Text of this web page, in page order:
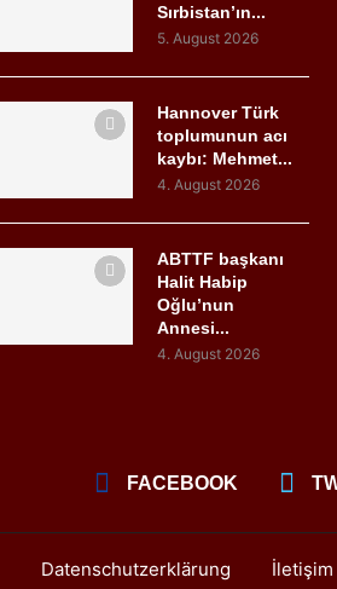
Sırbistan’ın...
5. August 2026
Hannover Türk
toplumunun acı
kaybı: Mehmet...
4. August 2026
ABTTF başkanı
Halit Habip
Oğlu’nun
Annesi...
4. August 2026
FACEBOOK
Datenschutzerklärung